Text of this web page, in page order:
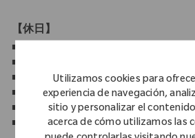
Utilizamos cookies para
experiencia de navegación,
sitio y personalizar el
acerca de cómo utilizamos las
【休日】
■年間休日 120日以上 休日・休暇
■週休2日制
■祝日休み
■年末年始休暇
■有給休暇（10日～21日）
■産休・育休制度